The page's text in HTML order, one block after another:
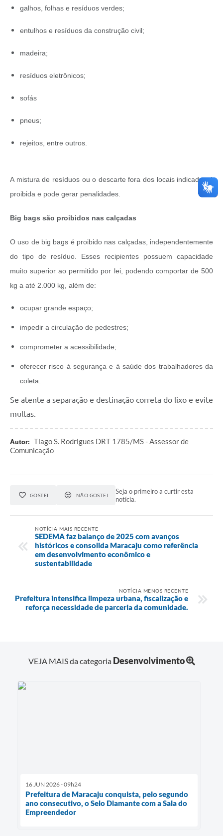
galhos, folhas e resíduos verdes;
entulhos e resíduos da construção civil;
madeira;
resíduos eletrônicos;
sofás
pneus;
rejeitos, entre outros.
A mistura de resíduos ou o descarte fora dos locais indicados é
proibida e pode gerar penalidades.
Big bags são proibidos nas calçadas
O uso de big bags é proibido nas calçadas, independentemente
do tipo de resíduo. Esses recipientes possuem capacidade
muito superior ao permitido por lei, podendo comportar de 500
kg a até 2.000 kg, além de:
ocupar grande espaço;
impedir a circulação de pedestres;
comprometer a acessibilidade;
oferecer risco à segurança e à saúde dos trabalhadores da
coleta.
Se atente a separação e destinação correta do lixo e evite
multas.
Autor: Tiago S. Rodrigues DRT 1785/MS - Assessor de
Comunicação
GOSTEI NÃO GOSTEI
Seja o primeiro a curtir esta
notícia.
NOTÍCIA MAIS RECENTE
SEDEMA faz balanço de 2025 com avanços
históricos e consolida Maracaju como referência
em desenvolvimento econômico e
sustentabilidade
NOTÍCIA MENOS RECENTE
Prefeitura intensifica limpeza urbana, fiscalização e
reforça necessidade de parceria da comunidade.
VEJA MAIS da categoria Desenvolvimento
16 JUN 2026 - 09h24
Prefeitura de Maracaju conquista, pelo segundo
ano consecutivo, o Selo Diamante com a Sala do
Empreendedor